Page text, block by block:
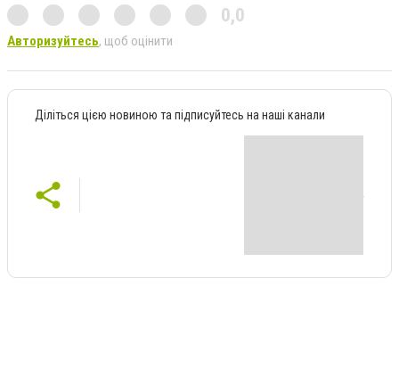
0,0
Авторизуйтесь, щоб оцінити
Діліться цією новиною та підписуйтесь на наші канали